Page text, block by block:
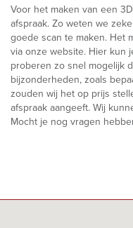
Voor het maken van een
afspraak. Zo weten we
goede scan te maken. Het
via onze website. Hier kun
proberen zo snel mogelijk
bijzonderheden, zoals
zouden wij het op prijs
afspraak aangeeft. Wij
Mocht je nog vragen